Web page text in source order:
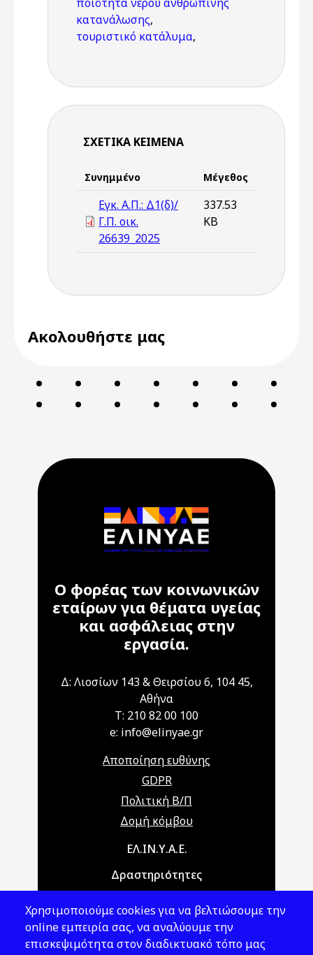
κατανάλωσης,
τουριστικό κατάλυμα,
ΣΧΕΤΙΚΆ ΚΕΊΜΕΝΑ
Συνημμένο Μέγεθος
Εγκ. Α.Π.: Δ1(δ)/
Γ.Π. οικ.
26639_2025
337.53
KB
Ακολουθήστε μας
Ο φορέας των κοινωνικών
εταίρων για θέματα υγείας
και ασφάλειας στην
εργασία.
Δ: Λιοσίων 143 & Θειρσίου 6, 104 45,
Αθήνα
T: 210 82 00 100
e: info@elinyae.gr
Αποποίηση ευθύνης
GDPR
Πολιτική Β/Π
Δομή κόμβου
Main navigationΕΛ.ΙΝ.Υ.Α.Ε.
Δραστηριότητες
Νομοθεσία
Χρησιμοποιούμε cookies για να βελτιώσουμε την
online εμπειρία σας, να αναλύουμε την
επισκεψιμότητα στον διαδικτυακό τόπο μας